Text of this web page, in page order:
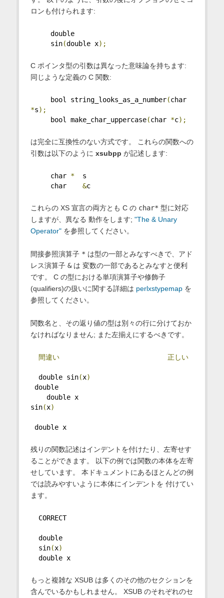
ロンも付けられます:
double
sin(double x);
C ポインタ型の引数は異なった意味論を持ちます:
同じような定義の C 関数:
bool string_looks_as_a_number(
char
*s);
bool make_char_uppercase(char *c);
は完全に互換性のない方式です。 これらの関数への
引数は以下のように xsubpp が記述します:
char * s
char &c
これらの XS 宣言の両方とも C の char* 型に対応
しますが、異なる 動作をします; "The & Unary
Operator"を参照してください。
間接参照演算子 * は型の一部とみなすべきで、アド
レス演算子 &は 変数の一部であるとみなすと便利
です。 C の型における単項演算子や修飾子
(qualifiers)の扱いに関する詳細は perlxstypemapを
参照してください。
関数名と、その返り値の型は別々の行に分けておか
なければなりません; また左揃えにするべきです。
間違い 正しい
double sin(x)
double
double x
sin(x)
double x
残りの関数記述はインデントを付けたり、左寄せす
ることができます。 以下の例では関数の本体を左寄
せしています。 本ドキュメントにあるほとんどの例
では読みやすいように本体にインデントを 付けてい
ます。
CORRECT
double
sin(x)
double x
もっと複雑な XSUB は多くのその他のセクションを
含んでいるかもしれません。 XSUB のそれぞれのセ